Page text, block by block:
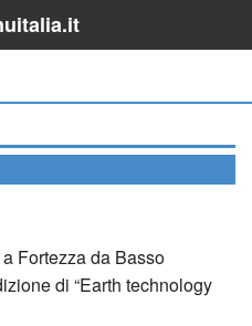
Fortezza da Basso
di “Earth technology